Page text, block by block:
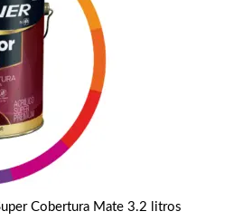
Cobertura Mate 3.2 litros